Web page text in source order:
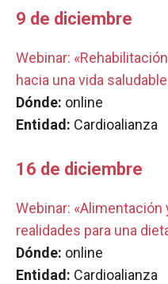
9 de diciembre
Webinar:
hacia una vida
Dónde: online
Entidad: Cardioalianza
16 de diciembre
Webinar:
realidades para una
Dónde: online
Entidad: Cardioalianza